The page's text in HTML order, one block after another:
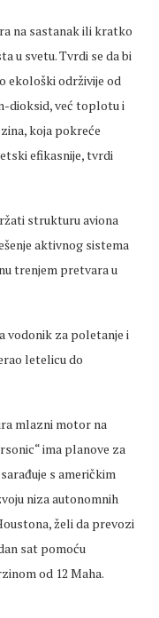
na sastanak ili kratko
u svetu. Tvrdi se da bi
ekološki održivije od
dioksid, već toplotu i
koja pokreće
efikasnije, tvrdi
strukturu aviona
aktivnog sistema
trenjem pretvara u
vodonik za poletanje i
letelicu do
mlazni motor na
ima planove za
s američkim
niza autonomnih
želi da prevozi
sat pomoću
od 12 Maha.